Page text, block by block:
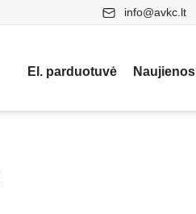
info@avkc.lt
El. parduotuvė Naujienos